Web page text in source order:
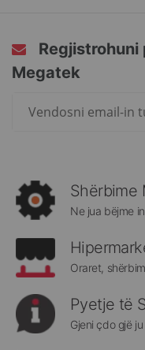
Megatek
rreth
Megatek:
Shërbime
Ne jua bëjme
Oraret,
Pyetje të
Gjeni çdo gjë